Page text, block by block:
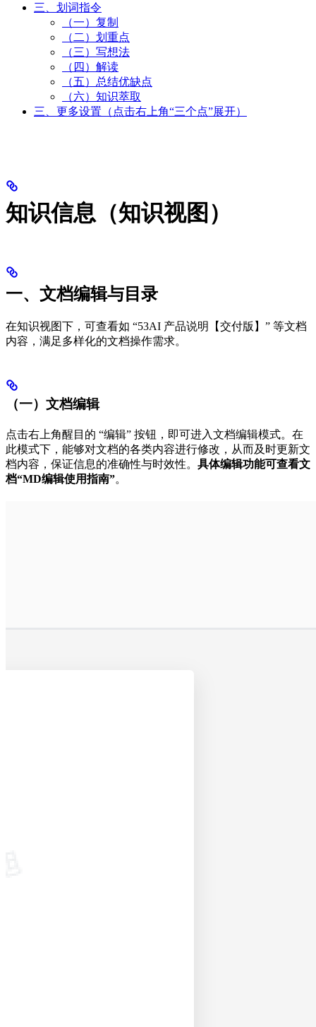
三、划词指令
（一）复制
（二）划重点
（三）写想法
（四）解读
（五）总结优缺点
（六）知识萃取
三、更多设置（点击右上角“三个点”展开）
知识信息（知识视图）
一、文档编辑与目录
在知识视图下，可查看如 “53AI 产品说明【交付版】” 等文档
内容，满足多样化的文档操作需求。
（一）文档编辑
点击右上角醒目的 “编辑” 按钮，即可进入文档编辑模式。在
此模式下，能够对文档的各类内容进行修改，从而及时更新文
档内容，保证信息的准确性与时效性。 具体编辑功能可查看文
档“MD编辑使用指南”。